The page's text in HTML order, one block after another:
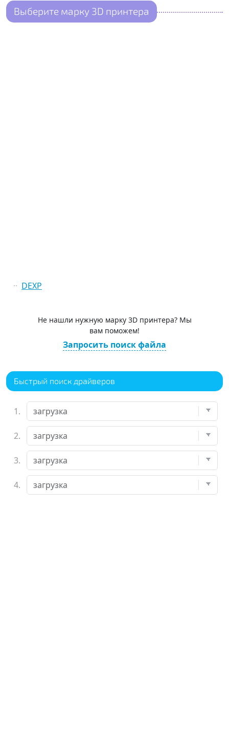
Выберите марку 3D принтера
DEXP
Не нашли нужную марку 3D принтера? Мы
вам поможем!
Запросить поиск файла
Быстрый поиск драйверов
1.
2.
3.
4.